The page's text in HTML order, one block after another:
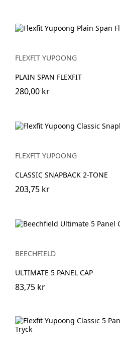
FLEXFIT YUPOONG
PLAIN SPAN FLEXFIT
280,00 kr
FLEXFIT YUPOONG
CLASSIC SNAPBACK 2-TONE
203,75 kr
BEECHFIELD
ULTIMATE 5 PANEL CAP
83,75 kr